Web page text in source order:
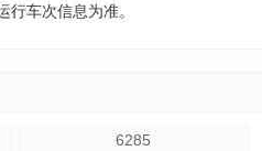
车次信息为准。
6285